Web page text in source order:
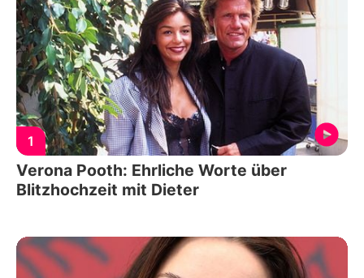
1
Verona Pooth: Ehrliche Worte über
Blitzhochzeit mit Dieter